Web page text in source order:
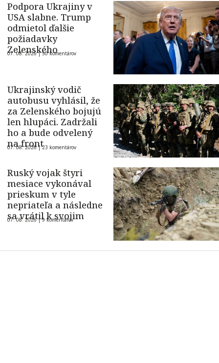
Podpora Ukrajiny v
USA slabne. Trump
odmietol ďalšie
požiadavky
Zelenského
07. 08. 2026 |50 komentárov
Ukrajinský vodič
autobusu vyhlásil, že
za Zelenského bojujú
len hlupáci. Zadržali
ho a bude odvelený
na front
07. 08. 2026 |23 komentárov
Ruský vojak štyri
mesiace vykonával
prieskum v tyle
nepriateľa a následne
sa vrátil k svojim
07. 08. 2026 |9 komentárov